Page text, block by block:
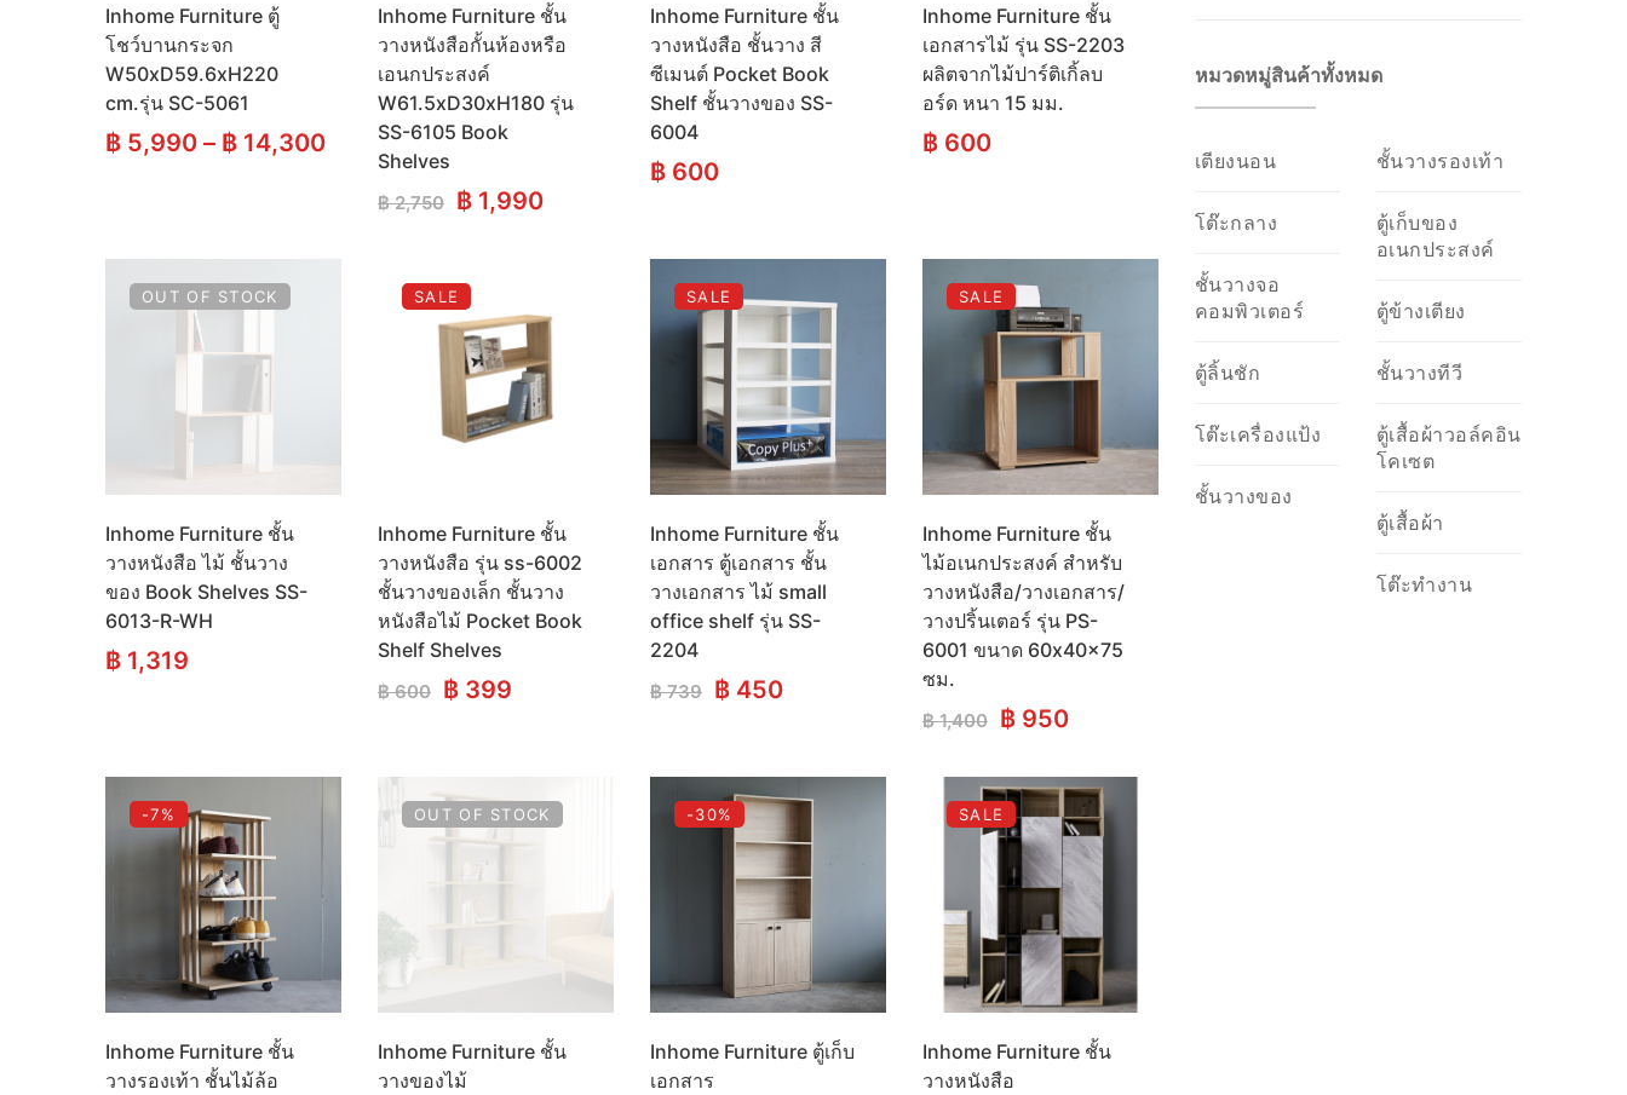
Inhome Furniture ตู้
โชว์บานกระจก
W50xD59.6xH220
cm.รุ่น SC-5061
฿ 5,990 – ฿ 14,300
Inhome Furniture ชั้น
วางหนังสือกั้นห้องหรือ
เอนกประสงค์
W61.5xD30xH180 รุ่น
SS-6105 Book
Shelves
฿2,750 Original
฿ 2,750.
฿ 1,990Current
Inhome Furniture ชั้น
วางหนังสือ ชั้นวาง สี
ซีเมนต์ Pocket Book
Shelf ชั้นวางของ SS-
6004
฿ 600
Inhome Furniture ชั้น
เอกสารไม้ รุ่น SS-2203
ผลิตจากไม้ปาร์ติเกิ้ลบ
อร์ด หนา 15 มม.
฿ 600
OUT OF STOCK
Inhome Furniture ชั้น
วางหนังสือ ไม้ ชั้นวาง
ของ Book Shelves SS-
6013-R-WH
฿ 1,319
SALE
Inhome Furniture ชั้น
วางหนังสือ รุ่น ss-6002
ชั้นวางของเล็ก ชั้นวาง
หนังสือไม้ Pocket Book
Shelf Shelves
฿600 Original
฿ 399
SALE
Inhome Furniture ชั้น
เอกสาร ตู้เอกสาร ชั้น
วางเอกสาร ไม้ small
office shelf รุ่น SS-
2204
฿739 Original
฿ 450Current
SALE
Inhome Furniture ชั้น
ไม้อเนกประสงค์ สำหรับ
วางหนังสือ/วางเอกสาร/
วางปริ้นเตอร์ รุ่น PS-
6001 ขนาด 60x40x75
ซม.
฿1,400 Original
was:
฿ 1,400.
฿ 950Current
is:
฿ 950.
-7%
Inhome Furniture ชั้น
วางรองเท้า ชั้นไม้ล้อ
OUT OF STOCK
Inhome Furniture ชั้น
วางของไม้
-30%
Inhome Furniture ตู้เก็บ
เอกสาร
SALE
Inhome Furniture ชั้น
วางหนังสือ
หมวดหมู่สินค้าทั้งหมด
เตียงนอน
โต๊ะกลาง
ชั้นวางจอ
คอมพิวเตอร์
ตู้ลิ้นชัก
โต๊ะเครื่องแป้ง
ชั้นวางของ
ชั้นวางรองเท้า
ตู้เก็บของ
อเนกประสงค์
ตู้ข้างเตียง
ชั้นวางทีวี
ตู้เสื้อผ้าวอล์คอิน
โคเซต
ตู้เสื้อผ้า
โต๊ะทำงาน